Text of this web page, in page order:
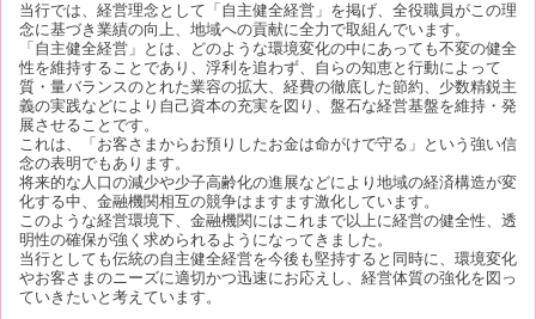
当行では、経営理念として「自主健全経営」を掲げ、全役職員がこの理
念に基づき業績の向上、地域への貢献に全力で取組んでいます。
「自主健全経営」とは、どのような環境変化の中にあっても不変の健全
性を維持することであり、浮利を追わず、自らの知恵と行動によって
質・量バランスのとれた業容の拡大、経費の徹底した節約、少数精鋭主
義の実践などにより自己資本の充実を図り、盤石な経営基盤を維持・発
展させることです。
これは、「お客さまからお預りしたお金は命がけで守る」という強い信
念の表明でもあります。
将来的な人口の減少や少子高齢化の進展などにより地域の経済構造が変
化する中、金融機関相互の競争はますます激化しています。
このような経営環境下、金融機関にはこれまで以上に経営の健全性、透
明性の確保が強く求められるようになってきました。
当行としても伝統の自主健全経営を今後も堅持すると同時に、環境変化
やお客さまのニーズに適切かつ迅速にお応えし、経営体質の強化を図っ
ていきたいと考えています。